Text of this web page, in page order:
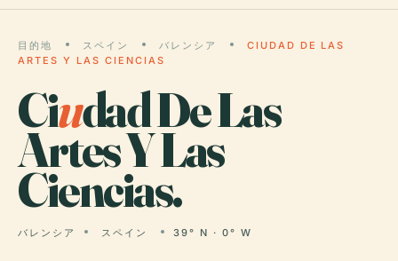
目的地 スペイン バレンシア
CIUDAD DE LAS
ARTES Y LAS CIENCIAS
Ciudad De Las
Artes Y Las
Ciencias.
バレンシア スペイン 39° N · 0° W